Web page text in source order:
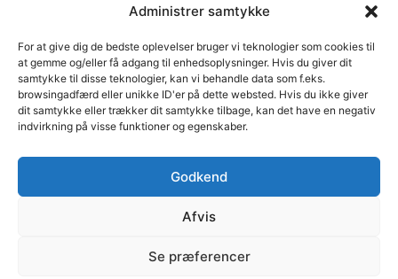
Administrer samtykke
For at give dig de bedste oplevelser bruger vi teknologier som cookies til
at gemme og/eller få adgang til enhedsoplysninger. Hvis du giver dit
samtykke til disse teknologier, kan vi behandle data som f.eks.
browsingadfærd eller unikke ID'er på dette websted. Hvis du ikke giver
dit samtykke eller trækker dit samtykke tilbage, kan det have en negativ
indvirkning på visse funktioner og egenskaber.
Godkend
Afvis
Se præferencer
nr. 35111484 | E-mail: cb@cmarketing.dk | Telefon 51 59